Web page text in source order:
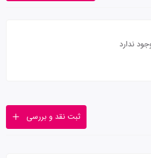
ندارد
ثبت نقد و بررسی